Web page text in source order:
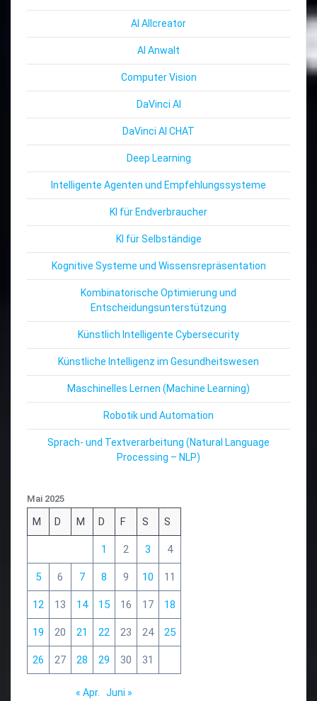
AI Allcreator
AI Anwalt
Computer Vision
DaVinci AI
DaVinci AI CHAT
Deep Learning
Intelligente Agenten und Empfehlungssysteme
KI für Endverbraucher
KI für Selbständige
Kognitive Systeme und Wissensrepräsentation
Kombinatorische Optimierung und
Entscheidungsunterstützung
Künstlich Intelligente Cybersecurity
Künstliche Intelligenz im Gesundheitswesen
Maschinelles Lernen (Machine Learning)
Robotik und Automation
Sprach- und Textverarbeitung (Natural Language
Processing – NLP)
Mai 2025
M D M D F S S
1 2 3 4
5 6 7 8 9 10 11
12 13 14 15 16 17 18
19 20 21 22 23 24 25
26 27 28 29 30 31
« Apr. Juni »